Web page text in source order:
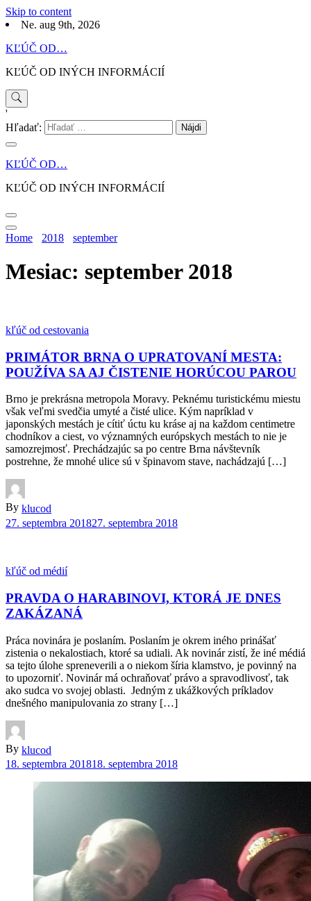
Skip to content
Ne. aug 9th, 2026
KĽÚČ OD…
KĽÚČ OD INÝCH INFORMÁCIÍ
'
Hľadať:
KĽÚČ OD…
KĽÚČ OD INÝCH INFORMÁCIÍ
Home 2018 september
Mesiac: september 2018
kľúč od cestovania
PRIMÁTOR BRNA O UPRATOVANÍ MESTA:
POUŽÍVA SA AJ ČISTENIE HORÚCOU PAROU
Brno je prekrásna metropola Moravy. Peknému turistickému miestu
však veľmi svedčia umyté a čisté ulice. Kým napríklad v
japonských mestách je cítiť úctu ku kráse aj na každom centimetre
chodníkov a ciest, vo významných európskych mestách to nie je
samozrejmosť. Prechádzajúc sa po centre Brna návštevník
postrehne, že mnohé ulice sú v špinavom stave, nachádzajú […]
By klucod
27. septembra 201827. septembra 2018
kľúč od médií
PRAVDA O HARABINOVI, KTORÁ JE DNES
ZAKÁZANÁ
Práca novinára je poslaním. Poslaním je okrem iného prinášať
zistenia o nekalostiach, ktoré sa udiali. Ak novinár zistí, že iné médiá
sa tejto úlohe spreneverili a o niekom šíria klamstvo, je povinný na
to upozorniť. Novinár má ochraňovať právo a spravodlivosť, tak
ako sudca vo svojej oblasti. Jedným z ukážkových príkladov
dnešného manipulovania zo strany […]
By klucod
18. septembra 201818. septembra 2018